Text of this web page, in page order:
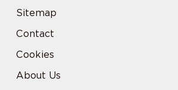
Sitemap
Contact
Cookies
About Us